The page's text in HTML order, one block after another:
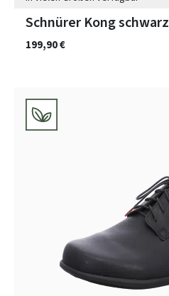
Schnürer Kong schwarz
199,90 €